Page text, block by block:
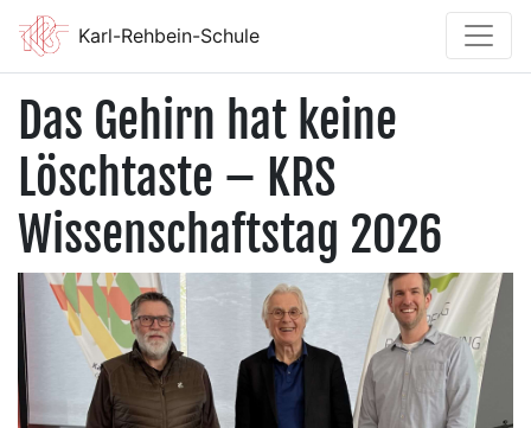
Karl-Rehbein-Schule
Das Gehirn hat keine
Löschtaste – KRS
Wissenschaftstag 2026